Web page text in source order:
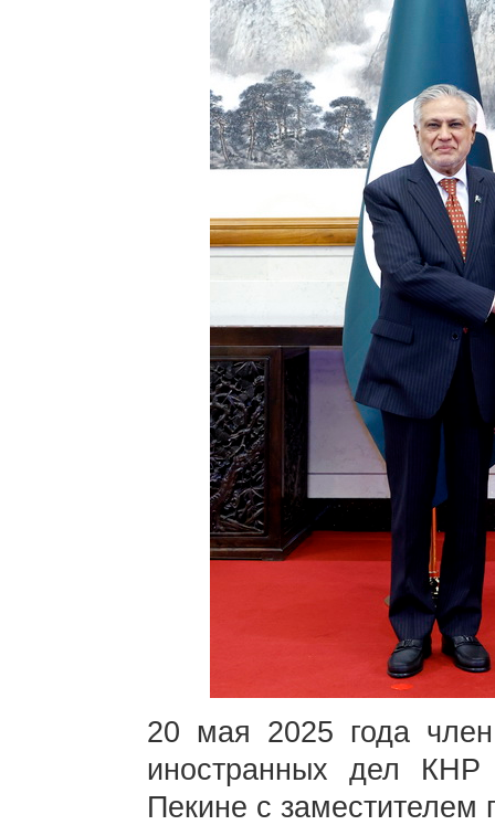
20 мая 2025 года
иностранных дел
Пекине с